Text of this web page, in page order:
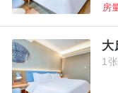
房
大
1